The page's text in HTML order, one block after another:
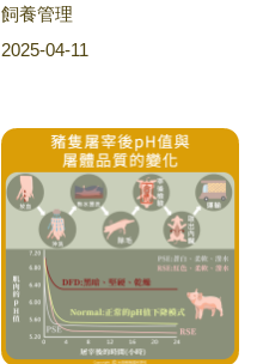
飼養管理
2025-04-11